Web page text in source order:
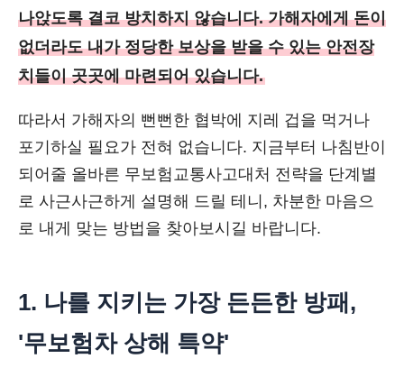
나앉도록 결코 방치하지 않습니다. 가해자에게 돈이
없더라도 내가 정당한 보상을 받을 수 있는 안전장
치들이 곳곳에 마련되어 있습니다.
따라서 가해자의 뻔뻔한 협박에 지레 겁을 먹거나
포기하실 필요가 전혀 없습니다. 지금부터 나침반이
되어줄 올바른 무보험교통사고대처 전략을 단계별
로 사근사근하게 설명해 드릴 테니, 차분한 마음으
로 내게 맞는 방법을 찾아보시길 바랍니다.
1. 나를 지키는 가장 든든한 방패,
'무보험차 상해 특약'